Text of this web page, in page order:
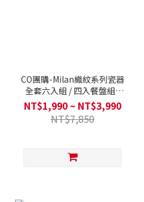
CO團購-Milan織紋系列瓷器
全套六入組 / 四入餐盤組 /
入門碗盤組 (三色可選)
NT$1,990 ~ NT$3,990
NT$7,850